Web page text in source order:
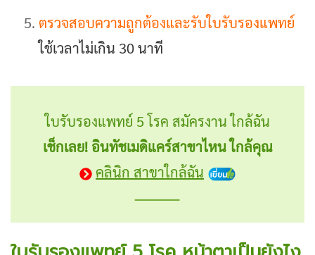
ตรวจสอบความถูกต้องและรับใบรับรองแพทย์
ใช้เวลาไม่เกิน 30 นาที
ใบรับรองแพทย์ 5 โรค สมัครงาน ใกล้ฉัน
เช็กเลย! อินทัชเมดิแคร์สาขาไหน ใกล้คุณ
คลินิก สาขาใกล้ฉัน